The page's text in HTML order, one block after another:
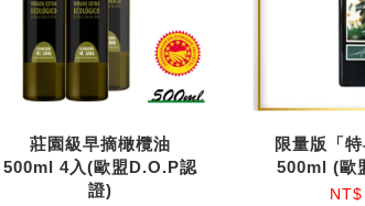
莊園級早摘橄欖油
500ml 4入(歐盟D.O.P認
證)
限量版「
500ml (歐